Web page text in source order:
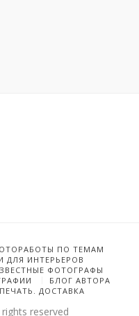
ПО ТЕМАМ
ДЛЯ ИНТЕРЬЕРОВ
ФОТОГРАФЫ
БЛОГ АВТОРА
ДОСТАВКА
reserved